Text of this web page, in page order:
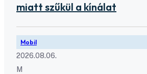
miatt szűkül a kínálat
Mobil
2026.08.06.
M